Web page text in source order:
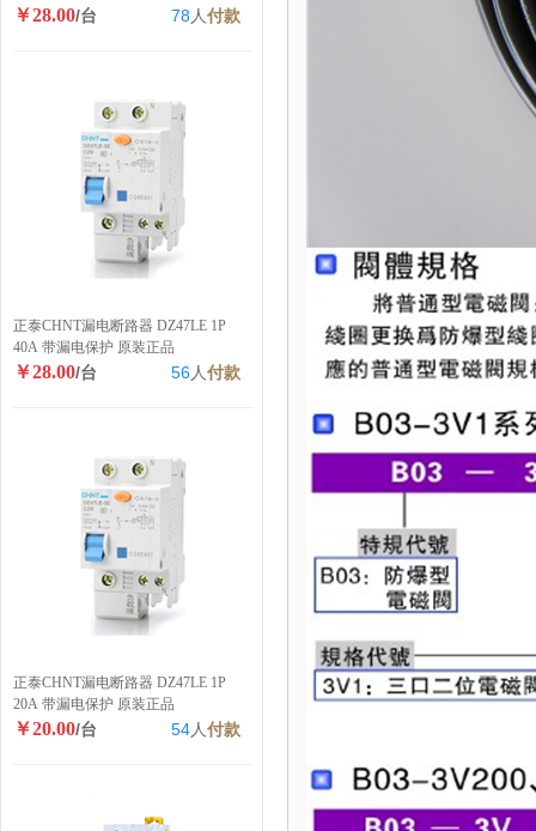
￥28.00/台 78 人付款
正泰CHNT漏电断路器 DZ47LE 1P
40A 带漏电保护 原装正品
￥28.00/台 56人付款
正泰CHNT漏电断路器 DZ47LE 1P
20A 带漏电保护 原装正品
￥20.00/台 54人付款